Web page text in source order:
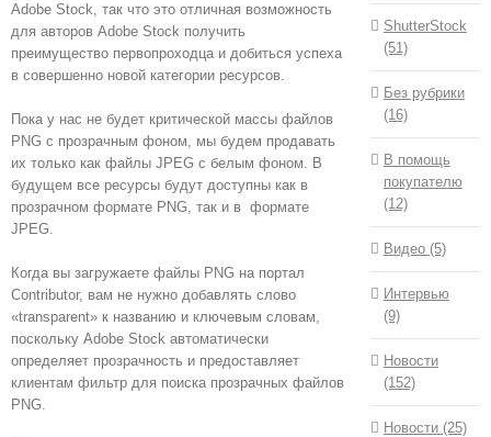
Adobe Stock, так что это отличная возможность
для авторов Adobe Stock получить
преимущество первопроходца и добиться успеха
в совершенно новой категории ресурсов.
Пока у нас не будет критической массы файлов
PNG с прозрачным фоном, мы будем продавать
их только как файлы JPEG с белым фоном. В
будущем все ресурсы будут доступны как в
прозрачном формате PNG, так и в формате
JPEG.
Когда вы загружаете файлы PNG на портал
Contributor, вам не нужно добавлять слово
«transparent» к названию и ключевым словам,
поскольку Adobe Stock автоматически
определяет прозрачность и предоставляет
клиентам фильтр для поиска прозрачных файлов
PNG.
ShutterStock
(51)
Без рубрики
(16)
В помощь
покупателю
(12)
Видео (5)
Интервью
(9)
Новости
(152)
Новости (25)